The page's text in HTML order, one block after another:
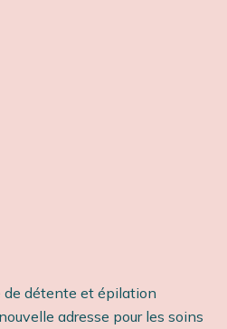
de détente et épilation
adresse pour les soins